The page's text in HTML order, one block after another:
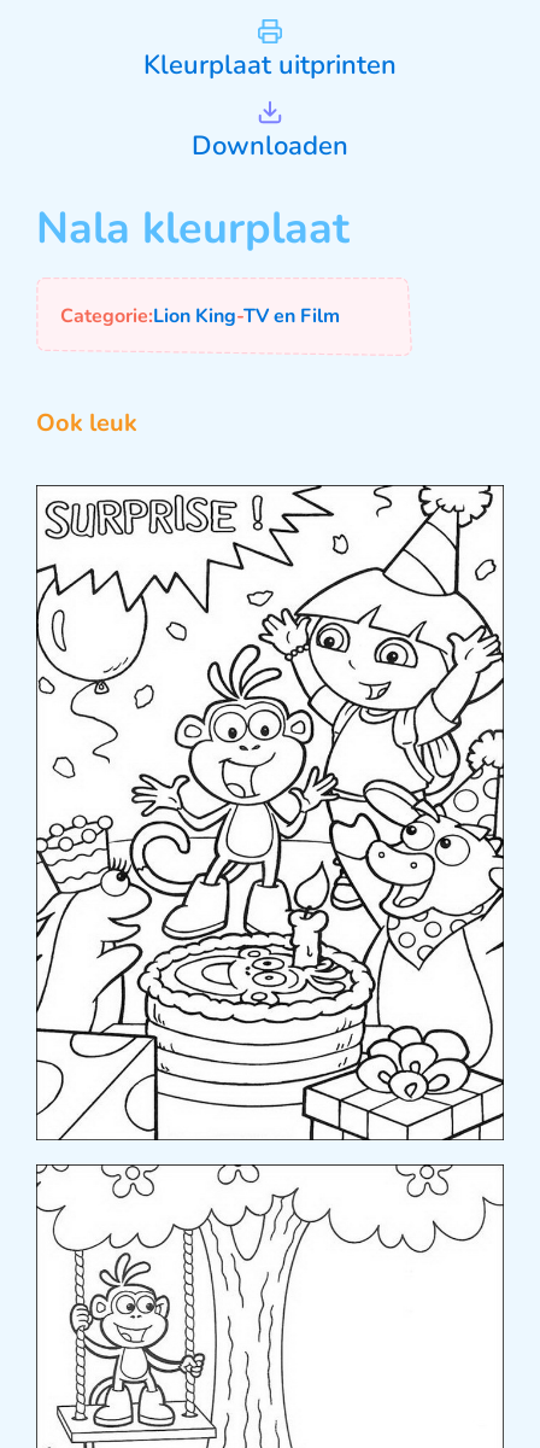
Kleurplaat uitprinten
Downloaden
Nala kleurplaat
Categorie:Lion King-TV en Film
Ook leuk